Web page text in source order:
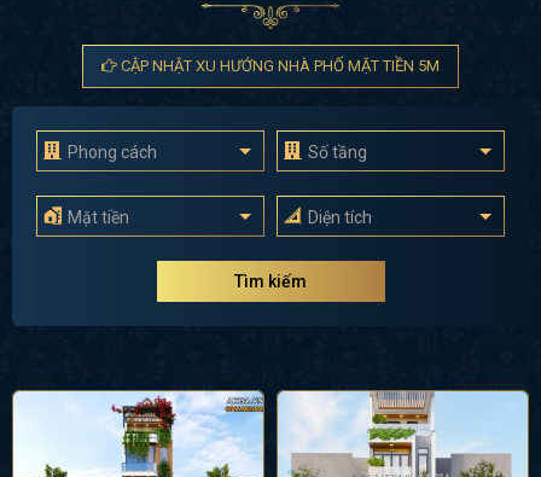
CẬP NHẬT XU HƯỚNG NHÀ PHỐ MẶT TIỀN 5M
Phong cách Số tầng
Mặt tiền Diện tích
Tìm kiếm